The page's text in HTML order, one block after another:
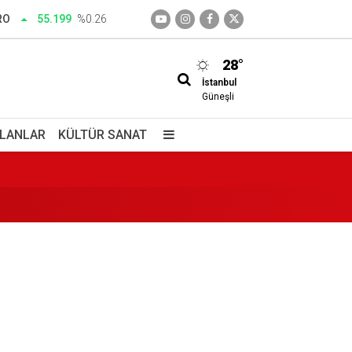
55.199 %0.26
28°
İstanbul
Güneşli
KÜLTÜR SANAT
katletti